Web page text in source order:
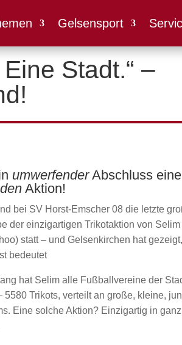
Gelsensport
Stadt.“ –
umwerfenderAbschluss
Aktion!
bei SV Horst-Emscher 08 die letzte
der einzigartigen Trikotaktion von Selim
statt – und Gelsenkirchen hat gezeigt,
bedeutet
hat Selim alle Fußballvereine der
5580 Trikots, verteilt an große, kleine,
Eine solche Aktion? Einzigartig in ganz